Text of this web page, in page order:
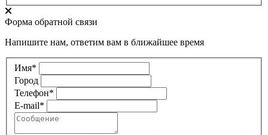
Форма обратной связи
Напишите нам, ответим вам в ближайшее время
Имя*
Город
Телефон*
E-mail*